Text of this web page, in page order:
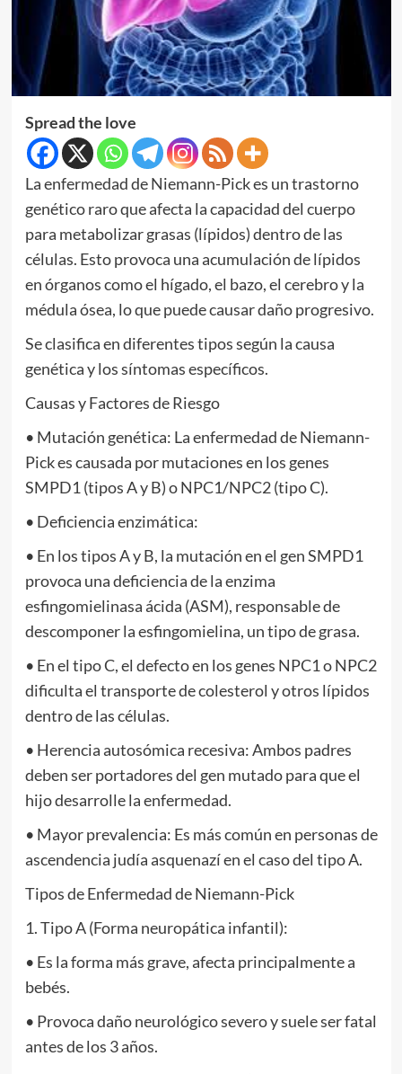
Spread the love
La enfermedad de Niemann-Pick es un trastorno
genético raro que afecta la capacidad del cuerpo
para metabolizar grasas (lípidos) dentro de las
células. Esto provoca una acumulación de lípidos
en órganos como el hígado, el bazo, el cerebro y la
médula ósea, lo que puede causar daño progresivo.
Se clasifica en diferentes tipos según la causa
genética y los síntomas específicos.
Causas y Factores de Riesgo
• Mutación genética: La enfermedad de Niemann-
Pick es causada por mutaciones en los genes
SMPD1 (tipos A y B) o NPC1/NPC2 (tipo C).
• Deficiencia enzimática:
• En los tipos A y B, la mutación en el gen SMPD1
provoca una deficiencia de la enzima
esfingomielinasa ácida (ASM), responsable de
descomponer la esfingomielina, un tipo de grasa.
• En el tipo C, el defecto en los genes NPC1 o NPC2
dificulta el transporte de colesterol y otros lípidos
dentro de las células.
• Herencia autosómica recesiva: Ambos padres
deben ser portadores del gen mutado para que el
hijo desarrolle la enfermedad.
• Mayor prevalencia: Es más común en personas de
ascendencia judía asquenazí en el caso del tipo A.
Tipos de Enfermedad de Niemann-Pick
1. Tipo A (Forma neuropática infantil):
• Es la forma más grave, afecta principalmente a
bebés.
• Provoca daño neurológico severo y suele ser fatal
antes de los 3 años.